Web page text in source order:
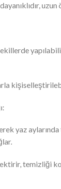
yaz
temizliği